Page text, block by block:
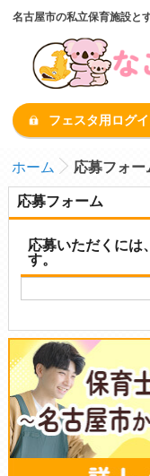
名古屋市の私立保育施設と
フェスタ用ログ
ホーム 応募フォー
応募フォーム
応募いただくには、
す。